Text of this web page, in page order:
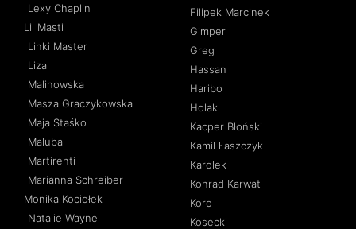
Lexy Chaplin
Lil Masti
Linki Master
Liza
Malinowska
Masza Graczykowska
Maja Staśko
Maluba
Martirenti
Marianna Schreiber
Monika Kociołek
Natalie Wayne
Filipek Marcinek
Gimper
Greg
Hassan
Haribo
Holak
Kacper Błoński
Kamil Łaszczyk
Karolek
Konrad Karwat
Koro
Kosecki